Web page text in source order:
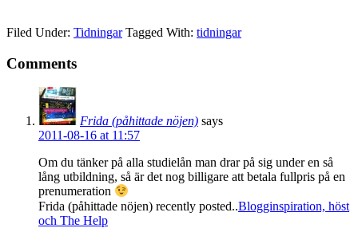
Filed Under: Tidningar Tagged With: tidningar
Comments
Frida (påhittade nöjen) says
2011-08-16 at 11:57
Om du tänker på alla studielån man drar på sig under en så
lång utbildning, så är det nog billigare att betala fullpris på en
prenumeration
Frida (påhittade nöjen) recently posted..Blogginspiration, höst
och The Help